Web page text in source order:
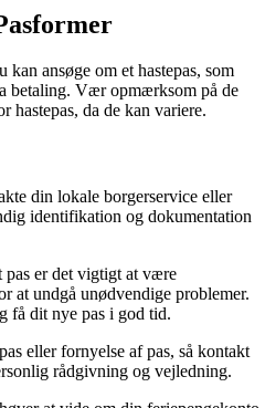
ansøge om et hastepas, som
betaling. Vær opmærksom på de
hastepas, da de kan variere.
din lokale borgerservice eller
identifikation og dokumentation
pas er det vigtigt at være
at undgå unødvendige problemer.
få dit nye pas i god tid.
eller fornyelse af pas, så kontakt
rådgivning og vejledning.